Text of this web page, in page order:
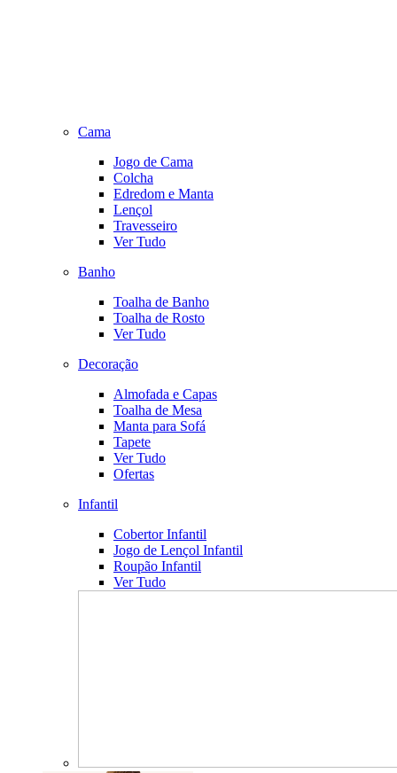
Cama
Jogo de Cama
Colcha
Edredom e Manta
Lençol
Travesseiro
Ver Tudo
Banho
Toalha de Banho
Toalha de Rosto
Ver Tudo
Decoração
Almofada e Capas
Toalha de Mesa
Manta para Sofá
Tapete
Ver Tudo
Ofertas
Infantil
Cobertor Infantil
Jogo de Lençol Infantil
Roupão Infantil
Ver Tudo